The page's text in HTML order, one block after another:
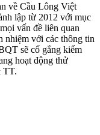
về Cầu Lông Việt
lập từ 2012 với mục
vấn đề liên quan
nhiệm với các thông tin
sẽ cố gắng kiểm
hoạt động thử
TT.